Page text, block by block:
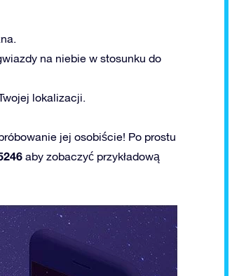
na niebie w stosunku do
lokalizacji.
jej osobiście! Po prostu
aby zobaczyć przykładową